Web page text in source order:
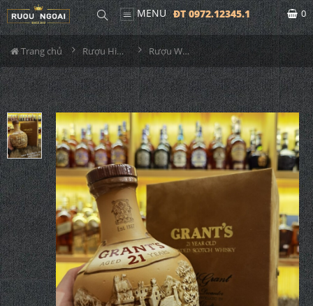
MENU ĐT 0972.12345.1 0
Trang chủ Rượu Hiếm - Cũ Rượu Whisky Grants 21 Old Year